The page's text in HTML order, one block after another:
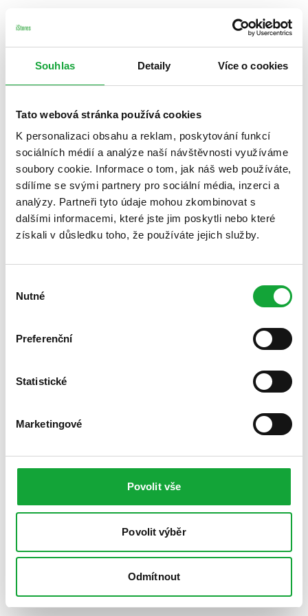
Souhlas Detaily Více o cookies
Tato webová stránka používá cookies
K personalizaci obsahu a reklam, poskytování funkcí
sociálních médií a analýze naší návštěvnosti využíváme
soubory cookie. Informace o tom, jak náš web používáte,
sdílíme se svými partnery pro sociální média, inzerci a
analýzy. Partneři tyto údaje mohou zkombinovat s
dalšími informacemi, které jste jim poskytli nebo které
získali v důsledku toho, že používáte jejich služby.
souhlasu
Nutné
Preferenční
Statistické
Marketingové
Povolit vše
Povolit výběr
Odmítnout